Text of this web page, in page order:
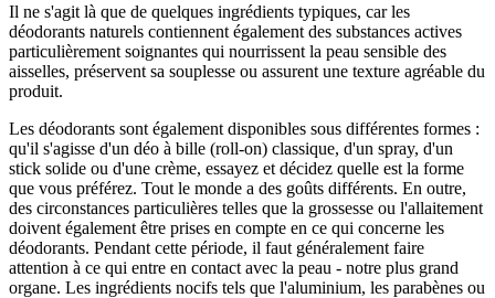
Il ne s'agit là que de quelques ingrédients typiques, car les
déodorants naturels contiennent également des substances actives
particulièrement soignantes qui nourrissent la peau sensible des
aisselles, préservent sa souplesse ou assurent une texture agréable du
produit.
Les déodorants sont également disponibles sous différentes formes :
qu'il s'agisse d'un déo à bille (roll-on) classique, d'un spray, d'un
stick solide ou d'une crème, essayez et décidez quelle est la forme
que vous préférez. Tout le monde a des goûts différents. En outre,
des circonstances particulières telles que la grossesse ou l'allaitement
doivent également être prises en compte en ce qui concerne les
déodorants. Pendant cette période, il faut généralement faire
attention à ce qui entre en contact avec la peau - notre plus grand
organe. Les ingrédients nocifs tels que l'aluminium, les parabènes ou